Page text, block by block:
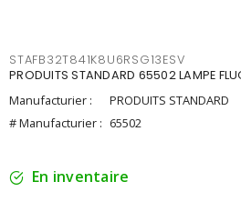
STAFB32T841K8U6RSG13ESV
PRODUITS STANDARD 65502 LAMPE
Manufacturier :
PRODUITS STANDARD
# Manufacturier : 65502
En inventaire